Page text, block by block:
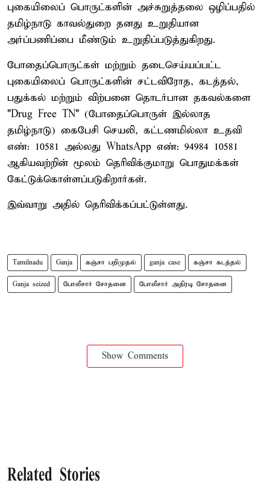
புகையிலைப் பொருட்களின் அச்சுறுத்தலை ஒழிப்பதில்
தமிழ்நாடு காவல்துறை தனது உறுதியான
அர்ப்பணிப்பை மீண்டும் உறுதிப்படுத்துகிறது.
போதைப்பொருட்கள் மற்றும் தடைசெய்யப்பட்ட
புகையிலைப் பொருட்களின் சட்டவிரோத, கடத்தல்,
பதுக்கல் மற்றும் விற்பனை தொடர்பான தகவல்களை
"Drug Free TN" (போதைப்பொருள் இல்லாத
தமிழ்நாடு) கைபேசி செயலி, கட்டணமில்லா உதவி
எண்: 10581 அல்லது WhatsApp எண்: 94984 10581
ஆகியவற்றின் மூலம் தெரிவிக்குமாறு பொதுமக்கள்
கேட்டுக்கொள்ளப்படுகிறார்கள்.
இவ்வாறு அதில் தெரிவிக்கப்பட்டுள்ளது.
Tamilnadu Ganja கஞ்சா பறிமுதல் ganja case கஞ்சா கடத்தல்
Ganja seized போலீசார் சோதனை போலீசார் அதிரடி சோதனை
Show Comments
Related Stories